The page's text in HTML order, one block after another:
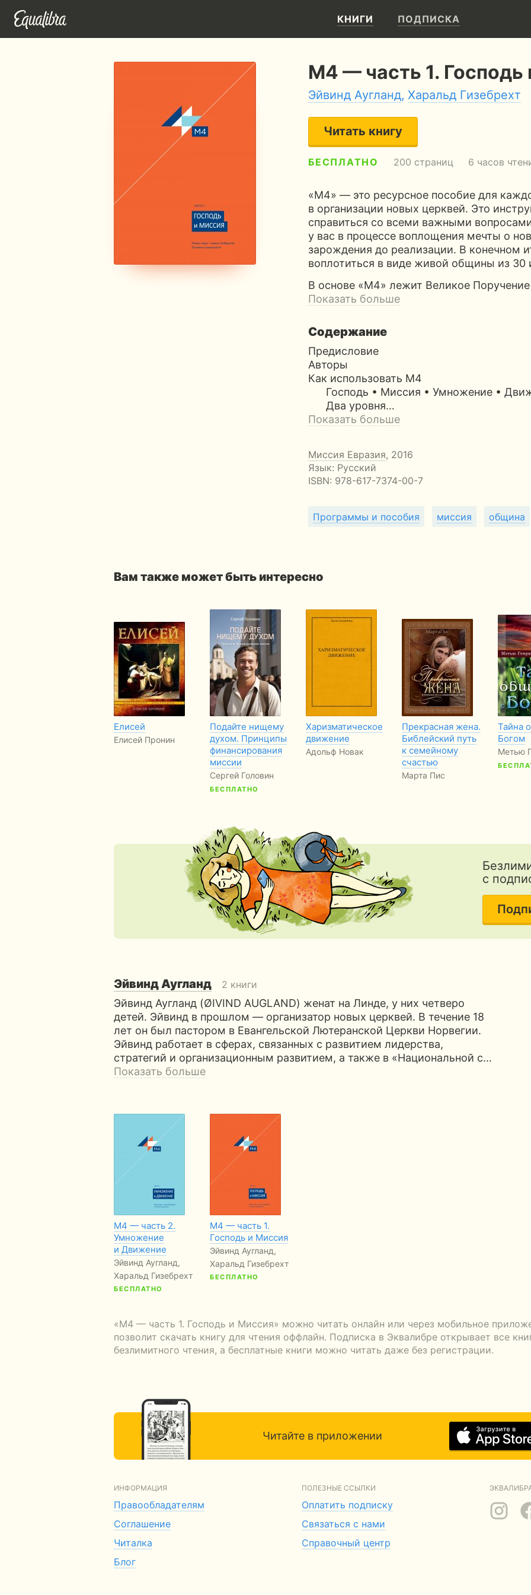
КНИГИ ПОДПИСКА
М4 — часть 1. Господь
Эйвинд Аугланд, Харальд Гизебрехт
Читать книгу
БЕСПЛАТНО 200 страниц 6 часов
«М4» — это ресурсное пособие для
в организации новых церквей. Это
справиться со всеми важными
у вас в процессе воплощения мечты о
зарождения до реализации. В конечном
воплотиться в виде живой общины из 30
В основе «М4» лежит Великое
Показать больше
Содержание
Предисловие
Авторы
Как использовать М4
Господь • Миссия • Умножение •
Два уровня…
Показать больше
Миссия Евразия, 2016
Язык: Русский
ISBN: 978-617-7374-00-7
Программы и пособия миссия община
Вам также может быть интересно
Елисей
Елисей Пронин
Подайте нищему
духом. Принципы
финансирования
миссии
Сергей Головин
БЕСПЛАТНО
Харизматическое
движение
Адольф Новак
Прекрасная жена.
Библейский путь
к семейному
счастью
Марта Пис
Тайна
Богом
Метью
с
Эйвинд Аугланд 2 книги
Эйвинд Аугланд (ØIVIND AUGLAND) женат на Линде, у них четверо
детей. Эйвинд в прошлом — организатор новых церквей. В течение 18
лет он был пастором в Евангельской Лютеранской Церкви Норвегии.
Эйвинд работает в сферах, связанных с развитием лидерства,
стратегий и организационным развитием, а также в «Национальной с…
Показать больше
М4 — часть 2.
Умножение
и Движение
Эйвинд Аугланд,
Харальд Гизебрехт
БЕСПЛАТНО
М4 — часть 1.
Господь и Миссия
Эйвинд Аугланд,
Харальд Гизебрехт
БЕСПЛАТНО
«М4 — часть 1. Господь и Миссия» можно читать онлайн или через мобильное
позволит скачать книгу для чтения оффлайн. Подписка в Эквалибре открывает все
безлимитного чтения, а бесплатные книги можно читать даже без регистрации.
Читайте в приложении
ИНФОРМАЦИЯ
Правообладателям
Соглашение
Читалка
Блог
ПОЛЕЗНЫЕ ССЫЛКИ
Оплатить подписку
Связаться с нами
Справочный центр